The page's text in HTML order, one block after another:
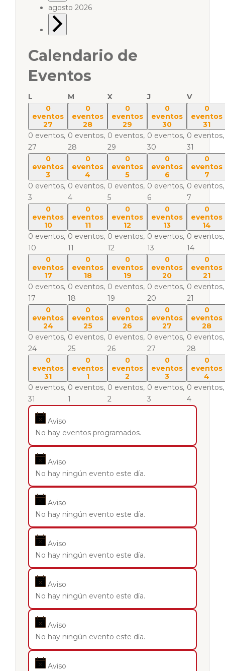
agosto 2026
Calendario de
Eventos
L M X J
V
0
eventos
27
0 eventos,
27
0
eventos
28
0 eventos,
28
0
eventos
29
0 eventos,
29
0
eventos
30
0 eventos,
30
0
eventos
31
0 eventos,
31
0
eventos
3
0 eventos,
3
0
eventos
4
0 eventos,
4
0
eventos
5
0 eventos,
5
0
eventos
6
0 eventos,
6
0
eventos
7
0 eventos,
7
0
eventos
10
0 eventos,
10
0
eventos
11
0 eventos,
11
0
eventos
12
0 eventos,
12
0
eventos
13
0 eventos,
13
0
eventos
14
0 eventos,
14
0
eventos
17
0 eventos,
17
0
eventos
18
0 eventos,
18
0
eventos
19
0 eventos,
19
0
eventos
20
0 eventos,
20
0
eventos
21
0 eventos,
21
0
eventos
24
0 eventos,
24
0
eventos
25
0 eventos,
25
0
eventos
26
0 eventos,
26
0
eventos
27
0 eventos,
27
0
eventos
28
0 eventos,
28
0
eventos
31
0 eventos,
31
0
eventos
1
0 eventos,
1
0
eventos
2
0 eventos,
2
0
eventos
3
0 eventos,
3
0
eventos
4
0 eventos,
4
Aviso
No hay eventos programados.
Aviso
No hay ningún evento este día.
Aviso
No hay ningún evento este día.
Aviso
No hay ningún evento este día.
Aviso
No hay ningún evento este día.
Aviso
No hay ningún evento este día.
Aviso